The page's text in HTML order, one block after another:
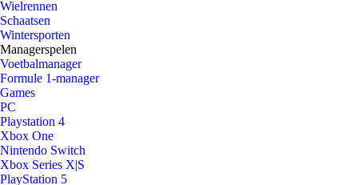
Wielrennen
Schaatsen
Wintersporten
Managerspelen
Voetbalmanager
Formule 1-manager
Games
PC
Playstation 4
Xbox One
Nintendo Switch
Xbox Series X|S
PlayStation 5